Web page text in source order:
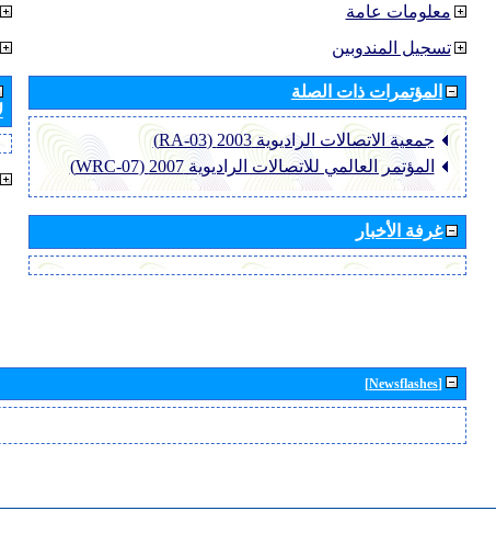
معلومات عامة
تسجيل المندوبين
المؤتمرات ذات الصلة
جمعية الاتصالات الراديوية 2003 (RA-03)
المؤتمر العالمي للاتصالات الراديوية 2007 (WRC-07)
غرفة الأخبار
[Newsflashes]